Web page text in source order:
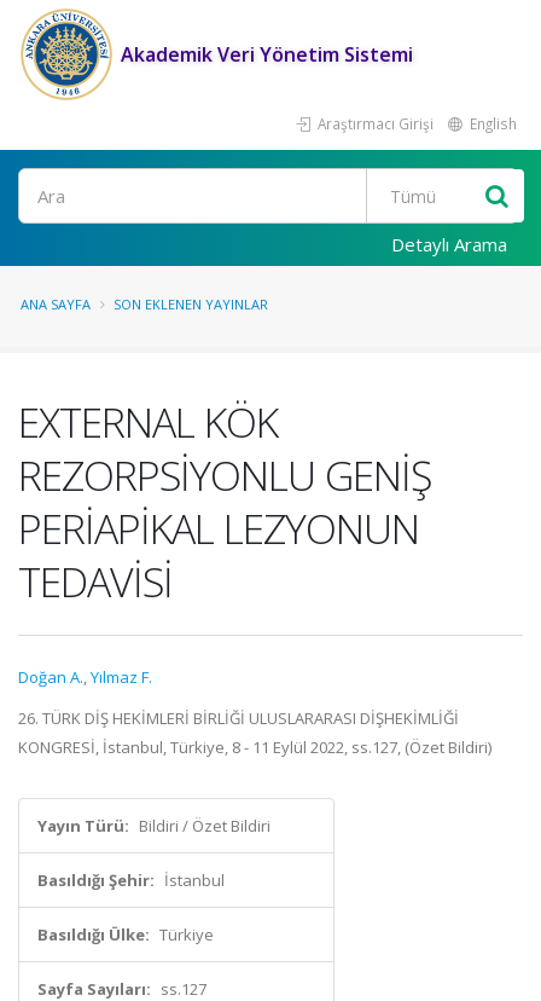
Akademik Veri Yönetim Sistemi
Araştırmacı Girişi English
Ara
Detaylı Arama
ANA SAYFA SON EKLENEN YAYINLAR
EXTERNAL KÖK
REZORPSİYONLU GENİŞ
PERİAPİKAL LEZYONUN
TEDAVİSİ
Doğan A.,Yılmaz F.
26. TÜRK DİŞ HEKİMLERİ BİRLİĞİ ULUSLARARASI DİŞHEKİMLİĞİ
KONGRESİ, İstanbul, Türkiye, 8 - 11 Eylül 2022, ss.127, (Özet Bildiri)
Yayın Türü: Bildiri / Özet Bildiri
Basıldığı Şehir: İstanbul
Basıldığı Ülke: Türkiye
Sayfa Sayıları: ss.127